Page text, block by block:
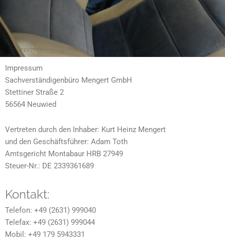
Impressum
Sachverständigenbüro Mengert GmbH
Stettiner Straße 2
56564 Neuwied
Vertreten durch den Inhaber: Kurt Heinz Mengert
und den Geschäftsführer: Adam Toth
Amtsgericht Montabaur HRB 27949
Steuer-Nr.: DE 2339361689
Kontakt:
Telefon: +49 (2631) 999040
Telefax: +49 (2631) 999044
Mobil: +49 179 5943331